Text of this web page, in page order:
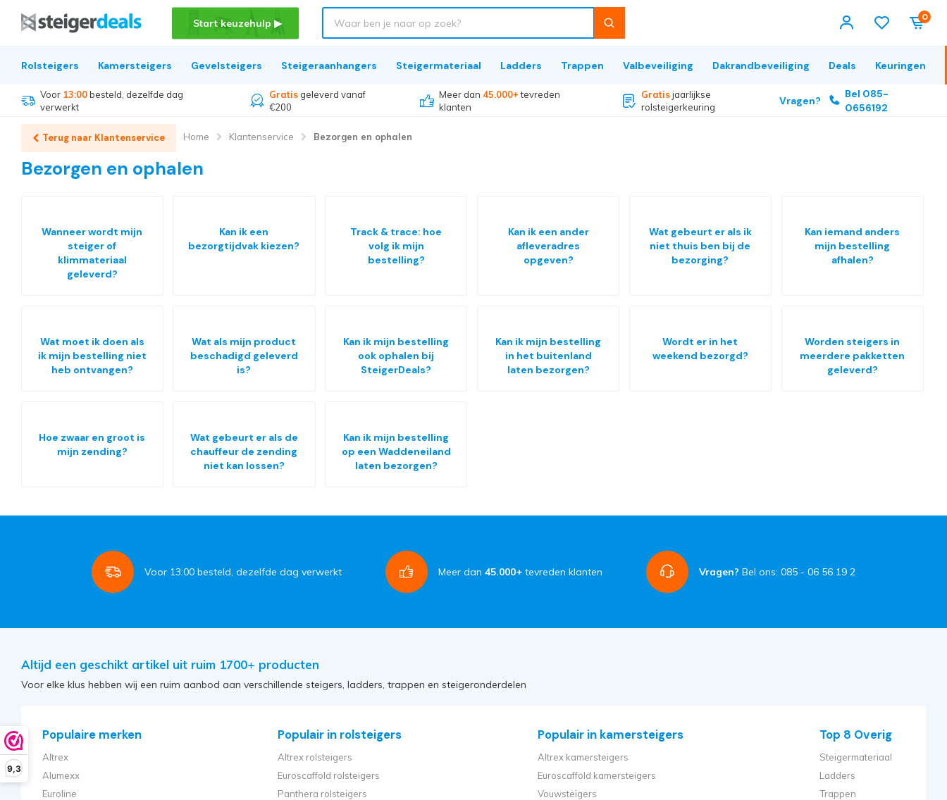
9,3
Start keuzehulp ▶ 0
Rolsteigers Kamersteigers Gevelsteigers Steigeraanhangers Steigermateriaal Ladders Trappen Valbeveiliging Dakrandbeveiliging Deals Keuringen
Voor 13:00besteld, dezelfde dag
verwerkt
Gratis geleverd vanaf
€200
Meer dan 45.000+tevreden
klanten
Gratisjaarlijkse
rolsteigerkeuring
Vragen?
Bel 085-
0656192
Terug naar Klantenservice Home Klantenservice Bezorgen en ophalen
Bezorgen en ophalen
Wanneer wordt mijn
steiger of
klimmateriaal
geleverd?
Kan ik een
bezorgtijdvak kiezen?
Track & trace: hoe
volg ik mijn
bestelling?
Kan ik een ander
afleveradres
opgeven?
Wat gebeurt er als ik
niet thuis ben bij de
bezorging?
Kan iemand anders
mijn bestelling
afhalen?
Wat moet ik doen als
ik mijn bestelling niet
heb ontvangen?
Wat als mijn product
beschadigd geleverd
is?
Kan ik mijn bestelling
ook ophalen bij
SteigerDeals?
Kan ik mijn bestelling
in het buitenland
laten bezorgen?
Wordt er in het
weekend bezorgd?
Worden steigers in
meerdere pakketten
geleverd?
Hoe zwaar en groot is
mijn zending?
Wat gebeurt er als de
chauffeur de zending
niet kan lossen?
Kan ik mijn bestelling
op een Waddeneiland
laten bezorgen?
Voor 13:00 besteld, dezelfde dag verwerkt Meer dan 45.000+ tevreden klanten Vragen? Bel ons: 085 - 06 56 19 2
Altijd een geschikt artikel uit ruim 1700+ producten
Voor elke klus hebben wij een ruim aanbod aan verschillende steigers, ladders, trappen en steigeronderdelen
Populaire merken
Altrex
Alumexx
Euroline
Populair in rolsteigers
Altrex rolsteigers
Euroscaffold rolsteigers
Panthera rolsteigers
Populair in kamersteigers
Altrex kamersteigers
Euroscaffold kamersteigers
Vouwsteigers
Top 8 Overig
Steigermateriaal
Ladders
Trappen